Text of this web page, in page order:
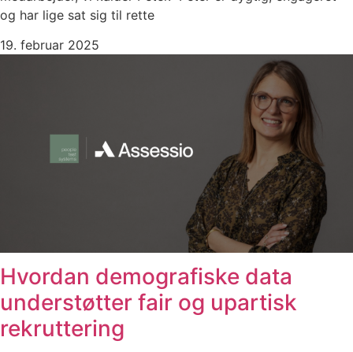
og har lige sat sig til rette
19. februar 2025
Hvordan demografiske data
understøtter fair og upartisk
rekruttering